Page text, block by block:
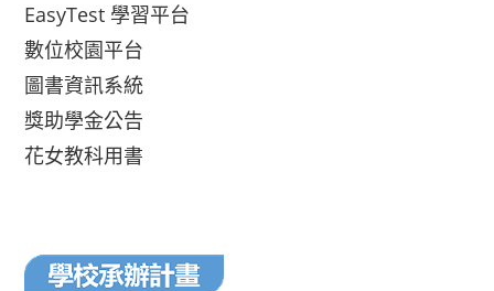
EasyTest 學習平台
數位校園平台
圖書資訊系統
獎助學金公告
花女教科用書